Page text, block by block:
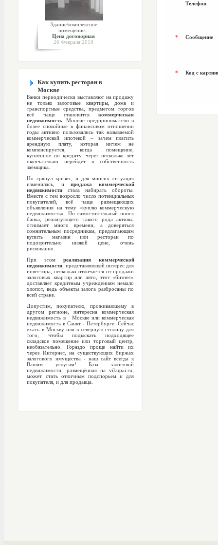
Здание/комплексное
помещение...
Цена договорная
26 Февраля 2010
Как купить ресторан в
Москве
Банки периодически выставляют на продажу
не только залоговые квартиры, дома и
транспортные средства, предметом торгов
всё чаще становитсякоммерческая
недвижимость . Многие предприниматели в
более спокойные в финансовом отношении
годы активно пользовались так называемой
коммерческой ипотекой – зачем платить
арендную плату, которая ничем не
компенсируется, когда помещение,
купленное по кредиту, через несколько лет
окончательно перейдёт в собственность
заёмщика.
Но грянул кризис, и для многих ситуация
изменилась, ипродажа коммерческой
недвижимости стала набирать обороты.
Вместе с тем возросло число потенциальных
покупателей, всё чаще размещающих
объявления на тему «куплю коммерческую
недвижимость». Но самостоятельный поиск
банка, реализующего такого рода активы,
отнимает много времени, а доверяться
сомнительным посредникам, предлагающим
купить магазин или ресторан по
подозрительно низкой цене, очень
рискованно.
При этом реализация коммерческой
недвижимости , представляющей интерес для
инвестора, несколько отличается от продажи
залоговых квартир или авто, этот «бизнес»
доставляет кредитным учреждениям немало
хлопот, ведь объекты залога разбросаны по
всей стране.
Допустим, покупателю, проживающему в
другом регионе, интересна коммерческая
недвижимость в Москве или коммерческая
недвижимость в Санкт - Петербурге. Сейчас
ехать в Москву или в северную столицу для
того, чтобы подыскать подходящее
складское помещение или торговый центр,
необязательно. Гораздо проще найти их
через Интернет, на существующих биржах
залогового имущества - наш сайт всегда к
Вашим услугам! База залоговой
недвижимости, размещённая на vikupai.ru,
может стать отличным подспорьем и для
покупателя, и для продавца.
Телефон
* Сообщение
* Код с